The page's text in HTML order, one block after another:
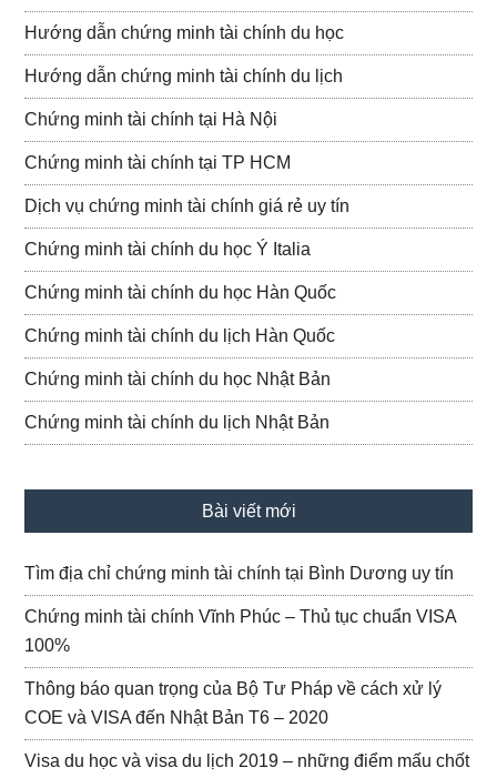
Hướng dẫn chứng minh tài chính du học
Hướng dẫn chứng minh tài chính du lịch
Chứng minh tài chính tại Hà Nội
Chứng minh tài chính tại TP HCM
Dịch vụ chứng minh tài chính giá rẻ uy tín
Chứng minh tài chính du học Ý Italia
Chứng minh tài chính du học Hàn Quốc
Chứng minh tài chính du lịch Hàn Quốc
Chứng minh tài chính du học Nhật Bản
Chứng minh tài chính du lịch Nhật Bản
Bài viết mới
Tìm địa chỉ chứng minh tài chính tại Bình Dương uy tín
Chứng minh tài chính Vĩnh Phúc – Thủ tục chuẩn VISA
100%
Thông báo quan trọng của Bộ Tư Pháp về cách xử lý
COE và VISA đến Nhật Bản T6 – 2020
Visa du học và visa du lịch 2019 – những điểm mấu chốt